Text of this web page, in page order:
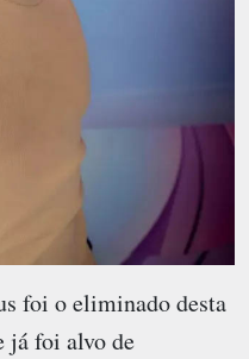
foi o eliminado desta
já foi alvo de